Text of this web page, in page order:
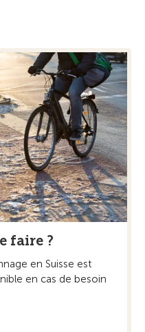
faire ?
en Suisse est
en cas de besoin